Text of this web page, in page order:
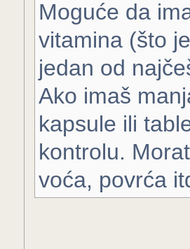
Moguće da
vitamina (što
jedan od
Ako imaš
kapsule ili
kontrolu.
voća, povrća